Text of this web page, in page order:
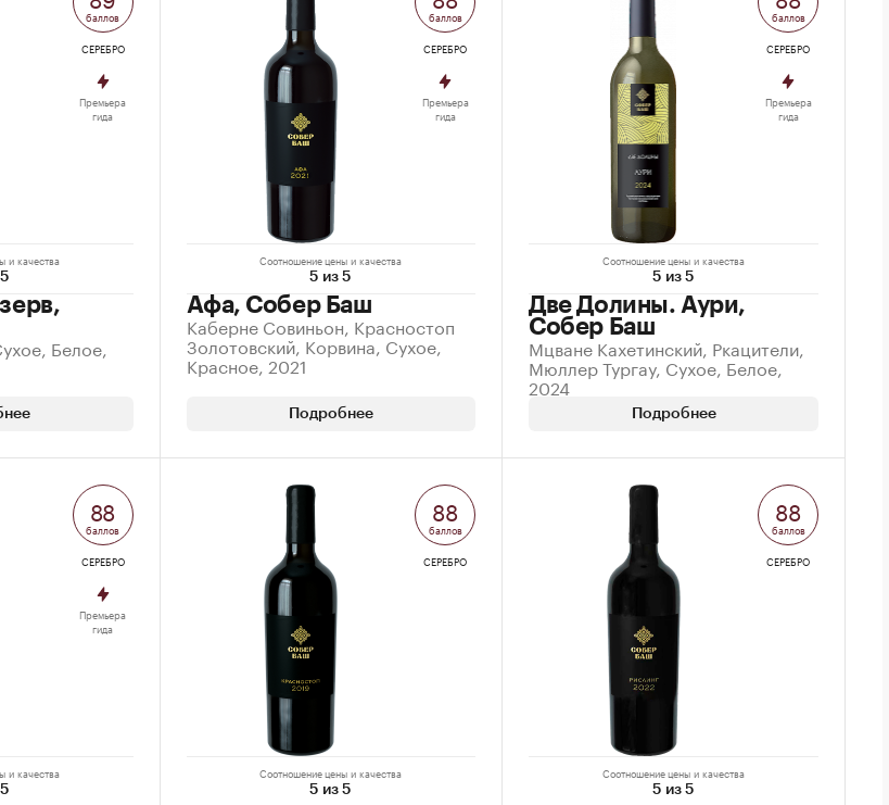
и качества
Белое,
баллов
СЕРЕБРО
Премьера
гида
Соотношение цены и качества
5 из 5
Афа, Собер Баш
Каберне Совиньон, Красностоп
Золотовский, Корвина, Сухое,
Красное, 2021
Подробнее
баллов
СЕРЕБРО
Премьера
гида
Соотношение цены и качества
5 из 5
Две Долины. Аури,
Собер Баш
Мцване Кахетинский, Ркацители,
Мюллер Тургау, Сухое, Белое,
2024
Подробнее
баллов
СЕРЕБРО
Премьера
гида
и качества
88
баллов
СЕРЕБРО
Премьера
гида
Соотношение цены и качества
5 из 5
88
баллов
СЕРЕБРО
Соотношение цены и качества
5 из 5
88
баллов
СЕРЕБРО